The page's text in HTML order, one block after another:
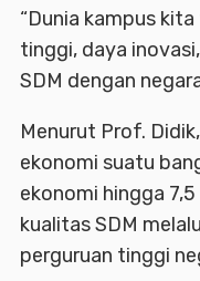
“Dunia kampus
tinggi, daya
SDM dengan
Menurut Prof.
ekonomi suatu
ekonomi hingga
kualitas SDM
perguruan tinggi